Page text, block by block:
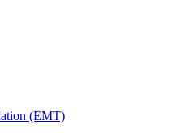
(EMT)